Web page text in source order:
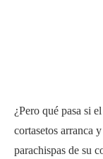
¿Pero qué pasa si
cortasetos arranca
parachispas de su